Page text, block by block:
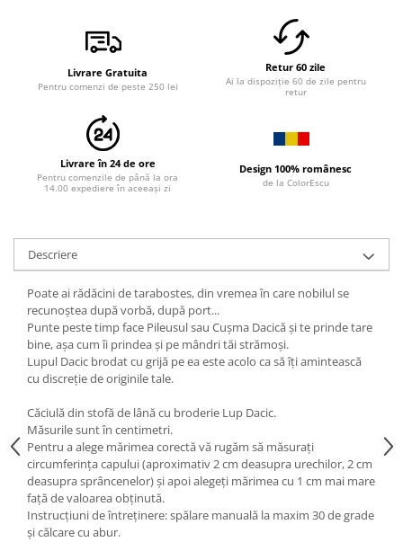
Livrare Gratuita
Pentru comenzi de peste 250 lei
Retur 60 zile
Ai la dispoziție 60 de zile pentru
retur
Livrare în 24 de ore
Pentru comenzile de până la ora
14.00 expediere în aceeași zi
Design 100% românesc
de la ColorEscu
Descriere
Poate ai rădăcini de tarabostes, din vremea în care nobilul se
recunoștea după vorbă, după port...
Punte peste timp face Pileusul sau Cușma Dacică și te prinde tare
bine, așa cum îi prindea și pe mândri tăi strămoși.
Lupul Dacic brodat cu grijă pe ea este acolo ca să îți amintească
cu discreție de originile tale.
Căciulă din stofă de lână cu broderie Lup Dacic.
Măsurile sunt în centimetri.
Pentru a alege mărimea corectă vă rugăm să măsurați
circumferința capului (aproximativ 2 cm deasupra urechilor, 2 cm
deasupra sprâncenelor) și apoi alegeți mărimea cu 1 cm mai mare
față de valoarea obținută.
Instrucțiuni de întreținere: spălare manuală la maxim 30 de grade
și călcare cu abur.